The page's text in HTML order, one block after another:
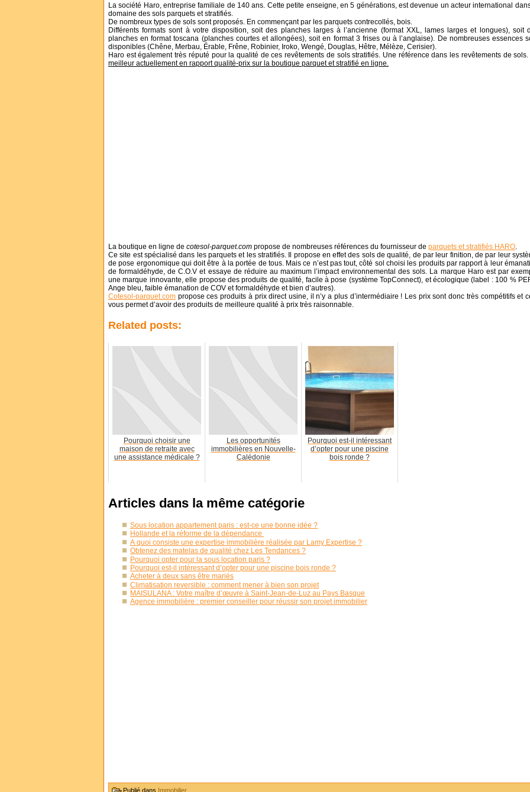
La société Haro, entreprise familiale de 140 ans. Cette petite enseigne, en 5 générations, est devenue un acteur international
domaine des sols parquets et stratifiés.
De nombreux types de sols sont proposés. En commençant par les parquets contrecollés, bois.
Différents formats sont à votre disposition, soit des planches larges à l’ancienne (format XXL, lames larges et longues), soit
planches en format toscana (planches courtes et allongées), soit en format 3 frises ou à l’anglaise). De nombreuses essences
disponibles (Chêne, Merbau, Érable, Frêne, Robinier, Iroko, Wengé, Douglas, Hêtre, Mélèze, Cerisier).
Haro est également très réputé pour la qualité de ces revêtements de sols stratifiés. Une référence dans les revêtements de sols.
meilleur actuellement en rapport qualité-prix sur la boutique parquet et stratifié en ligne.
La boutique en ligne de cotesol-parquet.com propose de nombreuses références du fournisseur de parquets et stratifiés HARO
Ce site est spécialisé dans les parquets et les stratifiés. Il propose en effet des sols de qualité, de par leur finition, de par leur
de pose ergonomique qui doit être à la portée de tous. Mais ce n’est pas tout, côté sol choisi les produits par rapport à leur
de formaldéhyde, de C.O.V et essaye de réduire au maximum l’impact environnemental des sols. La marque Haro est par
une marque innovante, elle propose des produits de qualité, facile à pose (système TopConnect), et écologique (label : 100 %
Ange bleu, faible émanation de COV et formaldéhyde et bien d’autres).
Cotesol-parquet.com propose ces produits à prix direct usine, il n’y a plus d’intermédiaire ! Les prix sont donc très compétitifs et
vous permet d’avoir des produits de meilleure qualité à prix très raisonnable.
Related posts:
Pourquoi choisir une
maison de retraite avec
une assistance médicale ?
Les opportunités
immobilières en Nouvelle-
Calédonie
Pourquoi est-il intéressant
d’opter pour une piscine
bois ronde ?
Articles dans la même catégorie
Sous location appartement paris : est-ce une bonne idée ?
Hollande et la réforme de la dépendance
À quoi consiste une expertise immobilière réalisée par Lamy Expertise ?
Obtenez des matelas de qualité chez Les Tendances ?
Pourquoi opter pour la sous location paris ?
Pourquoi est-il intéressant d’opter pour une piscine bois ronde ?
Acheter à deux sans être mariés
Climatisation reversible : comment mener à bien son projet
MAISULANA : Votre maître d’œuvre à Saint-Jean-de-Luz au Pays Basque
Agence immobilière : premier conseiller pour réussir son projet immobilier
Publié dans Immobilier